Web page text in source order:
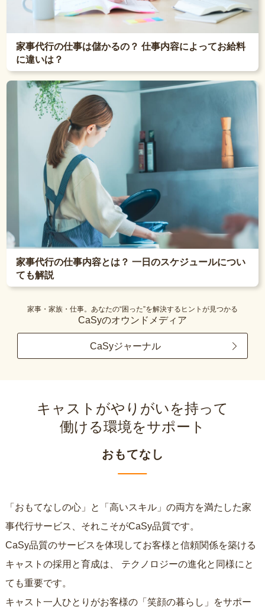
家事代行の仕事は儲かるの？ 仕事内容によってお給料
に違いは？
家事代行の仕事内容とは？ 一日のスケジュールについ
ても解説
家事・家族・仕事。あなたの“困った”を解決するヒントが見つかる
CaSyのオウンドメディア
CaSyジャーナル
キャストがやりがいを持って
働ける環境をサポート
おもてなし
「おもてなしの心」と「高いスキル」の両方を満たした家
事代行サービス、それこそがCaSy品質です。
CaSy品質のサービスを体現してお客様と信頼関係を築ける
キャストの採用と育成は、
ても重要です。
キャスト一人ひとりがお客様の「笑顔の暮らし」をサポー